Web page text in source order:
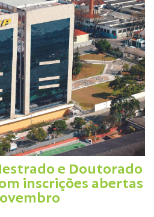
e Doutorado
inscrições abertas